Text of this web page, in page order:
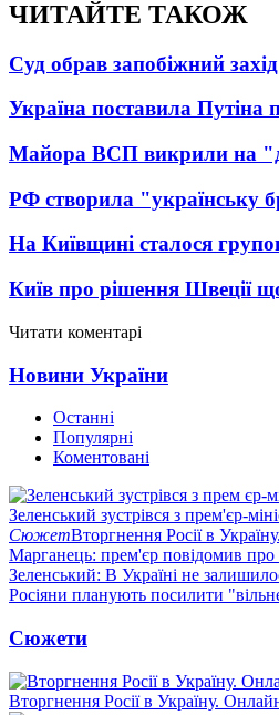
ЧИТАЙТЕ ТАКОЖ
Суд обрав запобіжний
Україна поставила Путіна
Майора ВСП викрили на
РФ створила "українську
На Київщині сталося
Київ про рішення Швеції
Читати коментарі
Новини України
Останні
Популярні
Коментовані
Зеленський зустрівся з прем'єр-
СюжетВторгнення Росії в
Марганець: прем'єр повідомив про
Зеленський: В Україні не
Росіяни планують посилити
Сюжети
Вторгнення Росії в Україну.